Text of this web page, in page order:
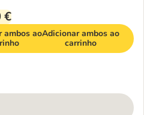
€
ambos aoAdicionar ambos ao
carrinho